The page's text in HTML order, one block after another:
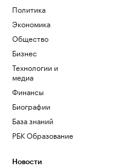
Политика
Экономика
Общество
Бизнес
Технологии и
медиа
Финансы
Биографии
База знаний
РБК Образование
Новости